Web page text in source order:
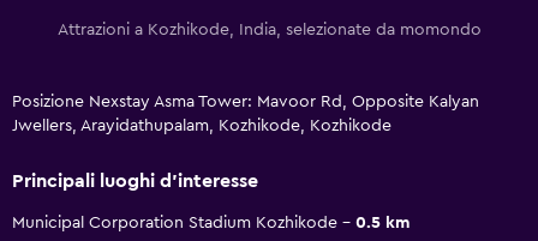
Attrazioni a Kozhikode, India, selezionate da momondo
Posizione Nexstay Asma Tower: Mavoor Rd, Opposite Kalyan
Jwellers, Arayidathupalam, Kozhikode, Kozhikode
Principali luoghi d'interesse
Municipal Corporation Stadium Kozhikode
0.5 km